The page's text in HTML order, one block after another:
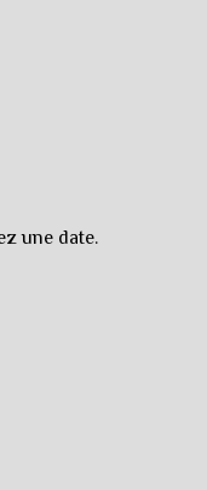
une date.